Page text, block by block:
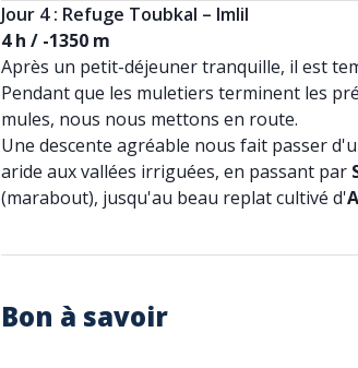
Jour 4 : Refuge Toubkal – Imlil
4 h / -1350 m
Après un petit-déjeuner tranquille, il est
Pendant que les muletiers terminent les
mules, nous nous mettons en route.
Une descente agréable nous fait passer
aride aux vallées irriguées, en passant par
(marabout), jusqu'au beau replat cultivé d'
Bon à savoir